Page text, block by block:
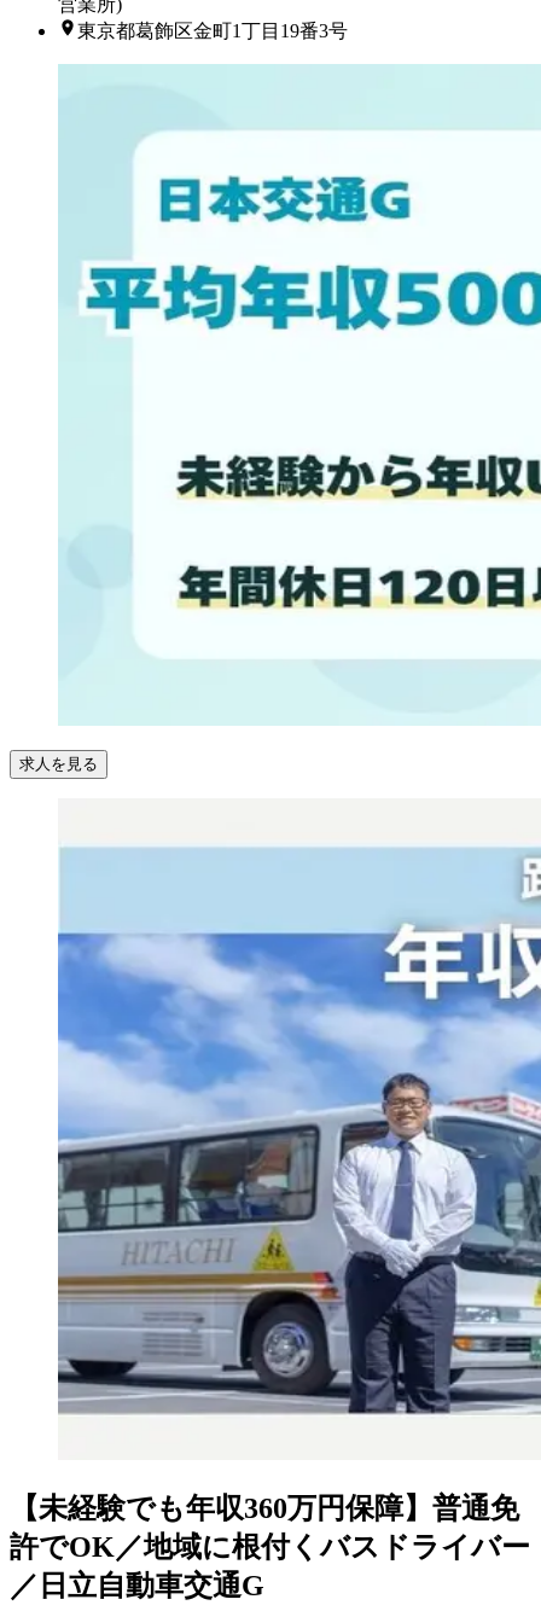
営業所)
東京都葛飾区金町1丁目19番3号
求人を見る
【未経験でも年収360万円保障】普通免
許でOK／地域に根付くバスドライバー
／日立自動車交通G